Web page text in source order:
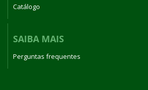
Catálogo
SAIBA MAIS
Perguntas frequentes